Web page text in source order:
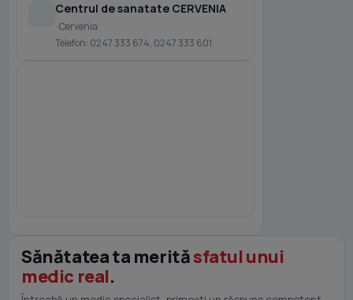
Centrul de sanatate CERVENIA
· Cervenia
Telefon: 0247 333 674, 0247 333 601
Sănătatea ta merităsfatul unui
medic real.